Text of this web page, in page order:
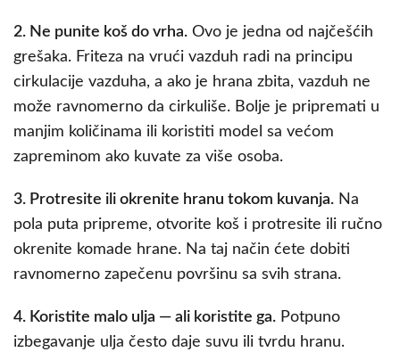
2. Ne punite koš do vrha. Ovo je jedna od najčešćih
grešaka. Friteza na vrući vazduh radi na principu
cirkulacije vazduha, a ako je hrana zbita, vazduh ne
može ravnomerno da cirkuliše. Bolje je pripremati u
manjim količinama ili koristiti model sa većom
zapreminom ako kuvate za više osoba.
3. Protresite ili okrenite hranu tokom kuvanja. Na
pola puta pripreme, otvorite koš i protresite ili ručno
okrenite komade hrane. Na taj način ćete dobiti
ravnomerno zapečenu površinu sa svih strana.
4. Koristite malo ulja — ali koristite ga. Potpuno
izbegavanje ulja često daje suvu ili tvrdu hranu.